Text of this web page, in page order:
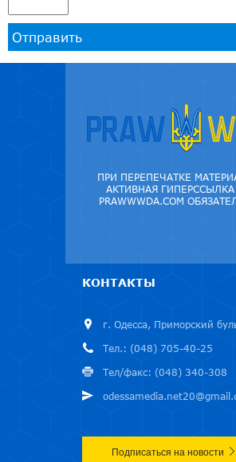
Отправить
ПРИ ПЕРЕПЕЧАТКЕ
АКТИВНАЯ
PRAWWWDA.COM
КОНТАКТЫ
г. Одесса, Приморский
Тел.: (048) 705-40-25
Тел/факс: (048) 340-308
Подписаться на новости